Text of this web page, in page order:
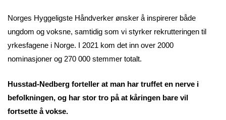
Norges Hyggeligste Håndverker ønsker å inspirerer både
ungdom og voksne, samtidig som vi styrker rekrutteringen til
yrkesfagene i Norge. I 2021 kom det inn over 2000
nominasjoner og 270 000 stemmer totalt.
Husstad-Nedberg forteller at man har truffet en nerve i
befolkningen, og har stor tro på at kåringen bare vil
fortsette å vokse.